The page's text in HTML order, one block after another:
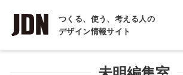
つくる、使う、考える人の
デザイン情報サイト
INTERVIEW
インタビュー